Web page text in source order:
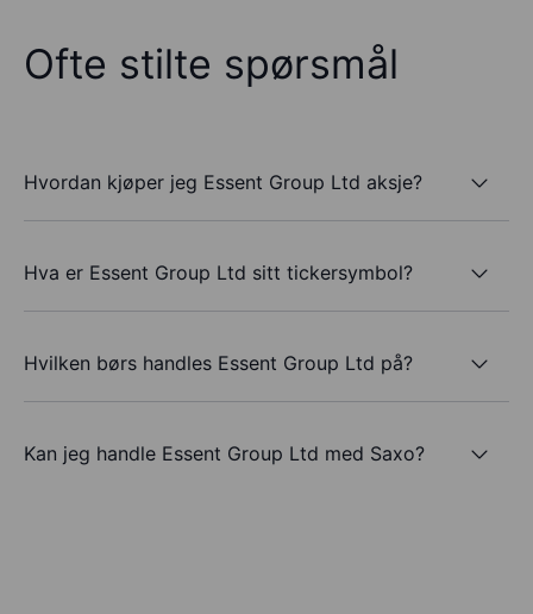
Ofte stilte spørsmål
Hvordan kjøper jeg Essent Group Ltd aksje?
Hva er Essent Group Ltd sitt tickersymbol?
Hvilken børs handles Essent Group Ltd på?
Kan jeg handle Essent Group Ltd med Saxo?